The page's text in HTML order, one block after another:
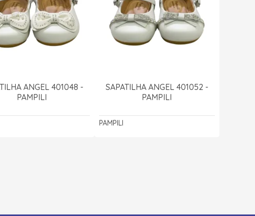
ANGEL 401048 -
PAMPILI
SAPATILHA ANGEL 401052 -
PAMPILI
PAMPILI